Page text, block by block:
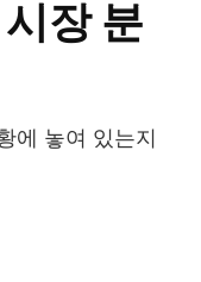
장 분
에 놓여 있는지